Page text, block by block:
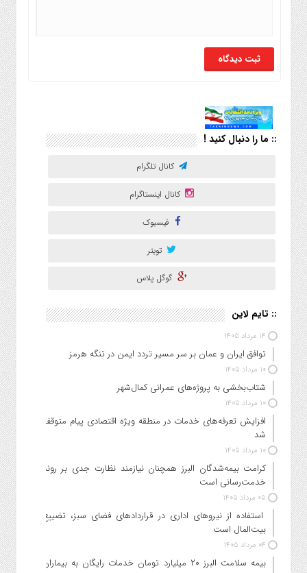
:: ما را دنبال کنید !
کانال تلگرام
کانال اینستاگرام
فیسبوک
تویتر
گوگل پلاس
:: تایم لاین
۱۴ مرداد ۱۴۰۵
توافق ایران و عمان بر سر مسیر تردد ایمن در تنگه هرمز
۱۰ مرداد ۱۴۰۵
شتاب‌بخشی به پروژه‌های عمرانی کمال‌شهر
۱۰ مرداد ۱۴۰۵
افزایش تعرفه‌های خدمات در منطقه ویژه اقتصادی پیام متوقف
شد
۱۰ مرداد ۱۴۰۵
کرامت بیمه‌شدگان البرز همچنان نیازمند نظارت جدی بر روند
خدمت‌رسانی است
۰۵ مرداد ۱۴۰۵
استفاده از نیروهای اداری در قراردادهای فضای سبز، تضییع
بیت‌المال است
۰۴ مرداد ۱۴۰۵
بیمه سلامت البرز ۲۰ میلیارد تومان خدمات رایگان به بیماران